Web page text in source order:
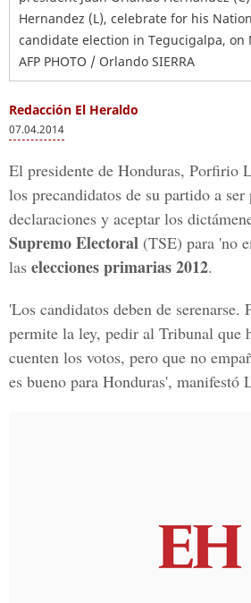
Hernandez (L), celebrate for his
candidate election in Tegucigalpa, on
AFP PHOTO / Orlando SIERRA
Redacción El Heraldo
07.04.2014
El presidente de Honduras, Porfirio
los precandidatos de su partido a ser
declaraciones y aceptar los
Supremo Electoral (TSE) para 'no
las elecciones primarias 2012.
'Los candidatos deben de serenarse.
permite la ley, pedir al Tribunal que
cuenten los votos, pero que no
es bueno para Honduras', manifestó